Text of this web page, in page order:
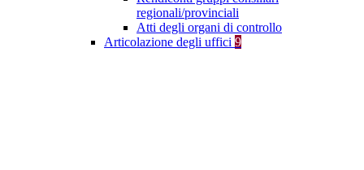
regionali/provinciali
Atti degli organi di controllo
Articolazione degli uffici 9